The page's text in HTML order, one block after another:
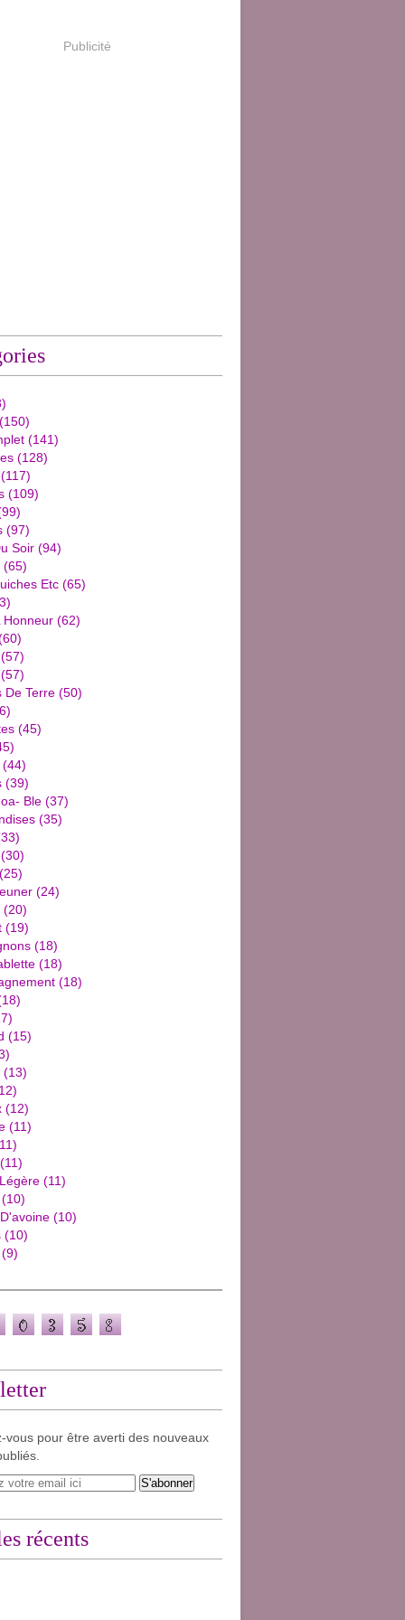
Publicité
(150)
(141)
(128)
(117)
(109)
(97)
Soir (94)
(65)
Etc (65)
Honneur (62)
(57)
(57)
De Terre (50)
(45)
(44)
(39)
Ble (37)
(35)
(30)
(25)
(24)
(20)
(19)
(18)
(18)
(18)
(15)
(13)
(12)
(11)
(11)
(11)
(10)
(10)
(10)
(9)
vous pour être averti des nouveaux
récents